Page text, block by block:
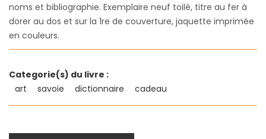
noms et bibliographie. Exemplaire neuf toilé, titre au fer à
dorer au dos et sur la 1re de couverture, jaquette imprimée
en couleurs.
Categorie(s) du livre :
art
savoie dictionnaire cadeau